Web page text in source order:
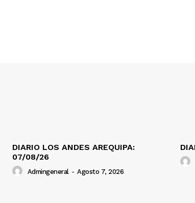
DIARIO LOS ANDES AREQUIPA:
07/08/26
Admingeneral - Agosto 7, 2026